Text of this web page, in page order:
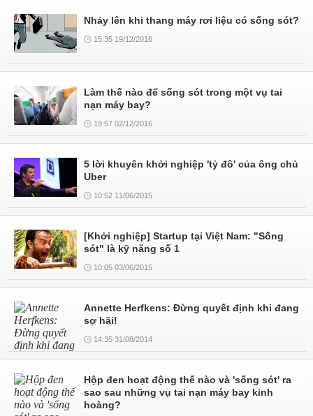
Nhảy lên khi thang máy rơi liệu có sống sót?
15:35 19/12/2016
Làm thế nào để sống sót trong một vụ tai
nạn máy bay?
19:57 02/12/2016
5 lời khuyên khởi nghiệp 'tỷ đô' của ông chủ
Uber
10:52 11/06/2015
[Khởi nghiệp] Startup tại Việt Nam: "Sống
sót" là kỹ năng số 1
10:05 03/06/2015
Annette Herfkens: Đừng quyết định khi đang
sợ hãi!
14:35 31/08/2014
Hộp đen hoạt động thế nào và 'sống sót' ra
sao sau những vụ tai nạn máy bay kinh
hoàng?